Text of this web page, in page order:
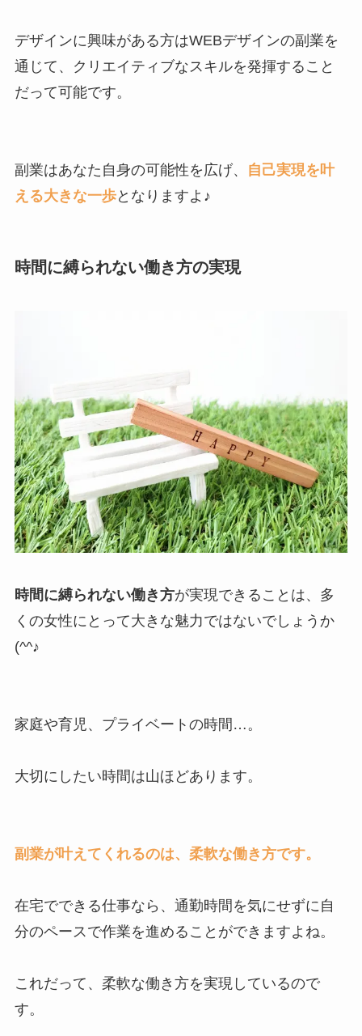
デザインに興味がある方はWEBデザインの副業を
通じて、クリエイティブなスキルを発揮すること
だって可能です。
副業はあなた自身の可能性を広げ、
自己実現を叶
える大きな一歩となりますよ♪
時間に縛られない働き方の実現
時間に縛られない働き方が実現できることは、多
くの女性にとって大きな魅力ではないでしょうか
(^^♪
家庭や育児、プライベートの時間…。
大切にしたい時間は山ほどあります。
副業が叶えてくれるのは、柔軟な働き方です。
在宅でできる仕事なら、通勤時間を気にせずに自
分のペースで作業を進めることができますよね。
これだって、柔軟な働き方を実現しているので
す。